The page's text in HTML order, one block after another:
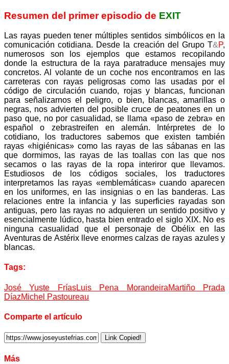
Resumen del primer episodio de EXIT
Las rayas pueden tener múltiples sentidos simbólicos en la
comunicación cotidiana. Desde la creación del Grupo T&P,
numerosos son los ejemplos que estamos recopilando
donde la estructura de la raya paratraduce mensajes muy
concretos. Al volante de un coche nos encontramos en las
carreteras con rayas peligrosas como las usadas por el
código de circulación cuando, rojas y blancas, funcionan
para señalizarnos el peligro, o bien, blancas, amarillas o
negras, nos advierten del posible cruce de peatones en un
paso que, no por casualidad, se llama «paso de zebra» en
español o zebrastreifen en alemán. Intérpretes de lo
cotidiano, los traductores sabemos que existen también
rayas «higiénicas» como las rayas de las sábanas en las
que dormimos, las rayas de las toallas con las que nos
secamos o las rayas de la ropa interiror que llevamos.
Estudiosos de los códigos sociales, los traductores
interpretamos las rayas «emblemáticas» cuando aparecen
en los uniformes, en las insignias o en las banderas. Las
relaciones entre la infancia y las superficies rayadas son
antiguas, pero las rayas no adquieren un sentido positivo y
esencialmente lúdico, hasta bien entrado el siglo XIX. No es
ninguna casualidad que el personaje de Obélix en las
Aventuras de Astérix lleve enormes calzas de rayas azules y
blancas.
Tags:
José Yuste FríasLuis Pena MorandeiraMartiño Prada
DíazMichel Pastoureau
Comparte el artículo
Link Copied!
Más